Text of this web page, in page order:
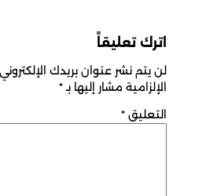
اترك تعليقاً
لن يتم نشر عنوان بريدك
الإلزامية مشار إليها بـ*
التعليق *